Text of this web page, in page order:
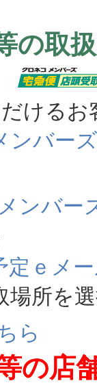
の取
けるお
ンバーズ
ンバー
定ｅメ
場所を
ら
の店